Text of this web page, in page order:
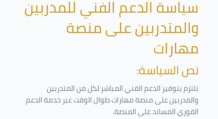
سياسة الدعم الفني للمدربين
والمتدربين على منصة
مهارات
نص السياسة:
نلتزم بتوفير الدعم الفني المباشر لكل من المتدربين
والمدربين على منصة مهارات طوال الوقت عبر خدمة الدعم
الفوري المساند على المنصة.